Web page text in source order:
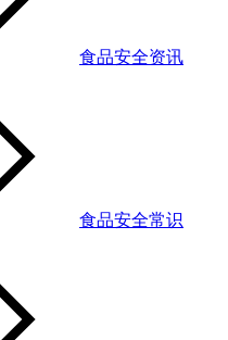
食品安全资讯
食品安全常识